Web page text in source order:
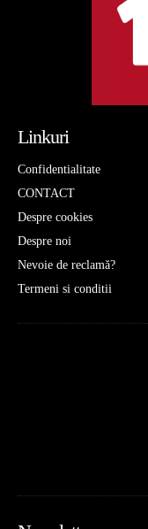
Linkuri
Confidentialitate
CONTACT
Despre cookies
Despre noi
Nevoie de reclamă?
Termeni si conditii